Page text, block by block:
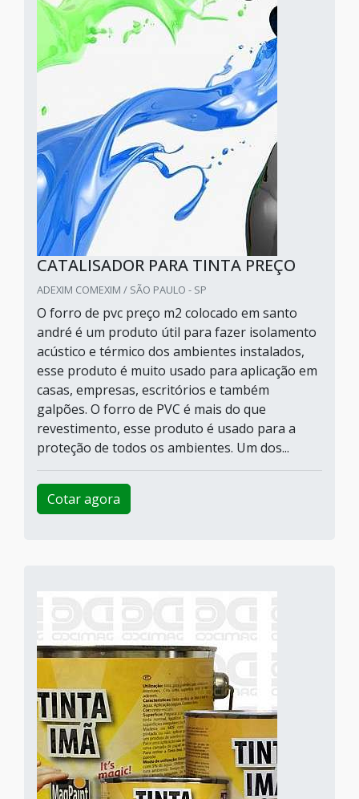
CATALISADOR PARA TINTA PREÇO
ADEXIM COMEXIM / SÃO PAULO - SP
O forro de pvc preço m2 colocado em santo
andré é um produto útil para fazer isolamento
acústico e térmico dos ambientes instalados,
esse produto é muito usado para aplicação em
casas, empresas, escritórios e também
galpões. O forro de PVC é mais do que
revestimento, esse produto é usado para a
proteção de todos os ambientes. Um dos...
Cotar agora